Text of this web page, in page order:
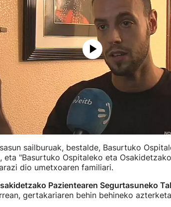
sailburuak, bestalde, Basurtuko
eta "Basurtuko Ospitaleko eta
dio umetxoaren familiari.
Pazientearen Segurtasuneko
gertakariaren behin behineko